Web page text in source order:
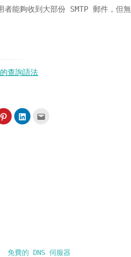
者能夠收到大部份 SMTP 郵件，但
查詢語法
分
享
分
享
免費的 DNS 伺服器